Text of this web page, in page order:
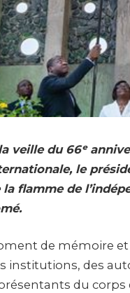
veille du 66ᵉ
le
la flamme de
de mémoire et
institutions, des
du corps